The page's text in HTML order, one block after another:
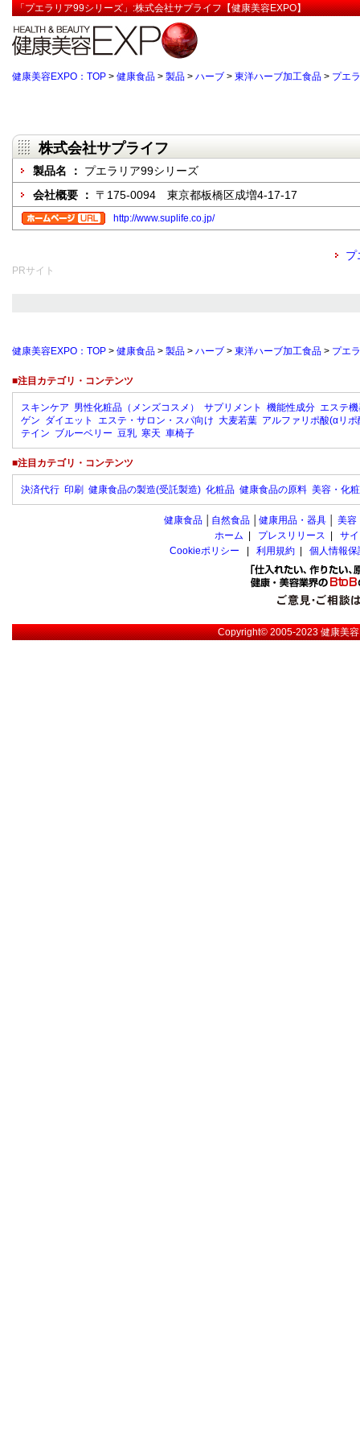
「プエラリア99シリーズ」:株式会社サプライフ【健康美容EXPO】
健康美容EXPO：TOP > 健康食品 > 製品 > ハーブ > 東洋ハーブ加工食品 > プエ
株式会社サプライフ
製品名 ： プエラリア99シリーズ
会社概要 ： 〒175-0094 東京都板橋区成増4-17-17
http://www.suplife.co.jp/
プ
PRサイト
健康美容EXPO：TOP > 健康食品 > 製品 > ハーブ > 東洋ハーブ加工食品 > プエ
■注目カテゴリ・コンテンツ
スキンケア 男性化粧品（メンズコスメ） サプリメント 機能性成分 エステ
ゲン ダイエット エステ・サロン・スパ向け 大麦若葉 アルファリポ酸(αリポ
テイン ブルーベリー 豆乳 寒天 車椅子
■注目カテゴリ・コンテンツ
決済代行 印刷 健康食品の製造(受託製造) 化粧品 健康食品の原料 美容・化
健康食品 自然食品 健康用品・器具 美容
ホーム
プレスリリース
サ
Cookieポリシー
利用規約 個人情報
Copyright© 2005-2023健康美